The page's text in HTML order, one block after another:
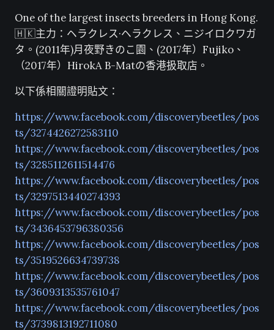
One of the largest insects breeders in Hong Kong.
🇭🇰主力：ヘラクレス·ヘラクレス、ニジイロクワガ
タ。(2011年)月夜野きのこ園、(2017年）Fujiko、
（2017年）HirokA B-Matの香港扱取店。
以下係相關證明貼文：
https://www.facebook.com/discoverybeetles/pos
ts/3274426272583110
https://www.facebook.com/discoverybeetles/pos
ts/3285112611514476
https://www.facebook.com/discoverybeetles/pos
ts/3297513440274393
https://www.facebook.com/discoverybeetles/pos
ts/3436453796380356
https://www.facebook.com/discoverybeetles/pos
ts/3519526634739738
https://www.facebook.com/discoverybeetles/pos
ts/3609313535761047
https://www.facebook.com/discoverybeetles/pos
ts/3739813192711080